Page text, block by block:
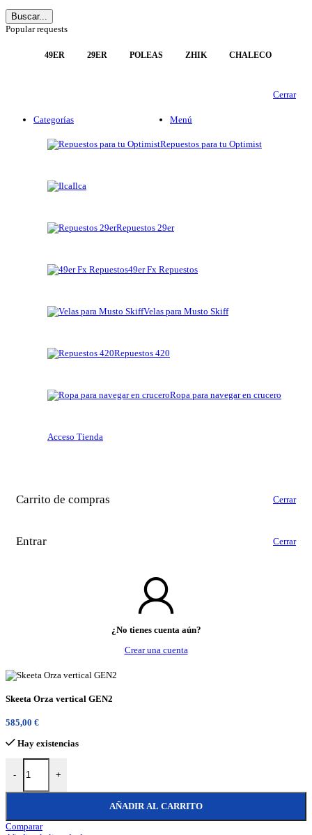
Buscar...
Popular requests
49ER 29ER POLEAS ZHIK CHALECO
Cerrar
Menú
Categorías
Repuestos para tu Optimist
Ilca
Repuestos 29er
49er Fx Repuestos
Velas para Musto Skiff
Repuestos 420
Ropa para navegar en crucero
Acceso Tienda
Carrito de compras Cerrar
Entrar Cerrar
¿No tienes cuenta aún?
Crear una cuenta
Skeeta Orza vertical GEN2
585,00 €
Hay existencias
-
Skeeta Orza vertical GEN2 cantidad
+
AÑADIR AL CARRITO
Comparar